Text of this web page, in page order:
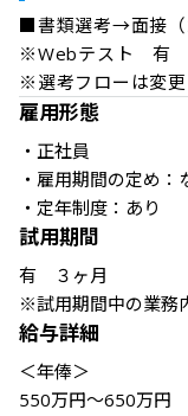
■書類選考→面接
※Webテスト　有
※選考フローは変更
雇用形態
・正社員
・雇用期間の定め：
・定年制度：あり
試用期間
有　３ヶ月
※試用期間中の業務
給与詳細
＜年俸＞
550万円～650万円